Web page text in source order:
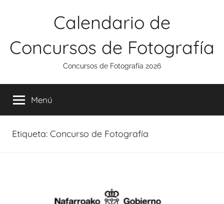
Calendario de
Concursos de Fotografía
Concursos de Fotografía 2026
Menú
Etiqueta: Concurso de Fotografía